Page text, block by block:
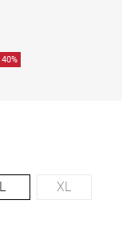
L XL